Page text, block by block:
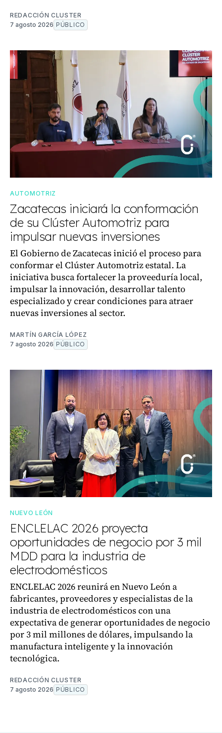
REDACCIÓN CLUSTER
7 agosto 2026 PÚBLICO
AUTOMOTRIZ
Zacatecas iniciará la conformación
de su Clúster Automotriz para
impulsar nuevas inversiones
El Gobierno de Zacatecas inició el proceso para
conformar el Clúster Automotriz estatal. La
iniciativa busca fortalecer la proveeduría local,
impulsar la innovación, desarrollar talento
especializado y crear condiciones para atraer
nuevas inversiones al sector.
MARTÍN GARCÍA LÓPEZ
7 agosto 2026 PÚBLICO
NUEVO LEÓN
ENCLELAC 2026 proyecta
oportunidades de negocio por 3 mil
MDD para la industria de
electrodomésticos
ENCLELAC 2026 reunirá en Nuevo León a
fabricantes, proveedores y especialistas de la
industria de electrodomésticos con una
expectativa de generar oportunidades de negocio
por 3 mil millones de dólares, impulsando la
manufactura inteligente y la innovación
tecnológica.
REDACCIÓN CLUSTER
7 agosto 2026 PÚBLICO